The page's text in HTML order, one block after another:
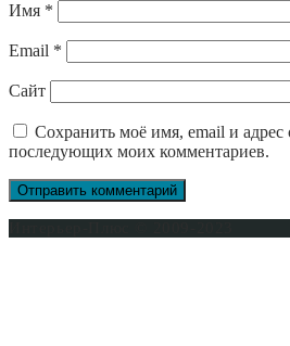
Имя *
Email *
Сайт
Сохранить моё имя, email и адрес
последующих моих комментариев.